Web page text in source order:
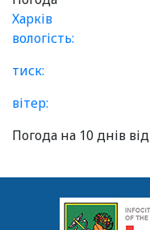
Харків
вологість:
тиск:
вітер:
Погода на 10 днів від